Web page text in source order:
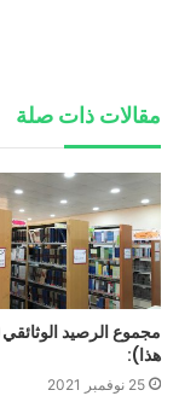
مقالات ذات صلة
مجموع الرصيد
هذا):
25 نوفمبر 2021